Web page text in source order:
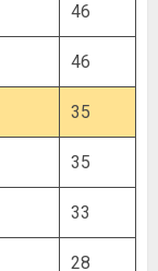
46
46
35
35
33
28